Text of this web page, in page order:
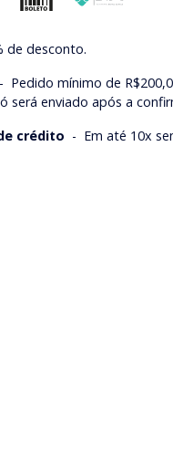
de desconto.
- Pedido mínimo de
será enviado após a
crédito - Em até 10x